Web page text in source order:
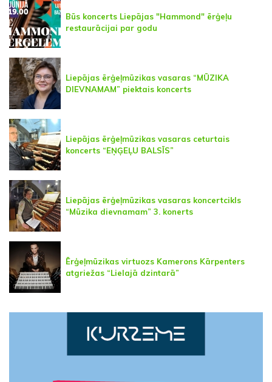
Būs koncerts Liepājas "Hammond" ērģeļu
restaurācijai par godu
Liepājas ērģeļmūzikas vasaras “MŪZIKA
DIEVNAMAM” piektais koncerts
Liepājas ērģeļmūzikas vasaras ceturtais
koncerts “EŅĢEĻU BALSĪS”
Liepājas ērģeļmūzikas vasaras koncertcikls
“Mūzika dievnamam” 3. konerts
Ērģeļmūzikas virtuozs Kamerons Kārpenters
atgriežas “Lielajā dzintarā”